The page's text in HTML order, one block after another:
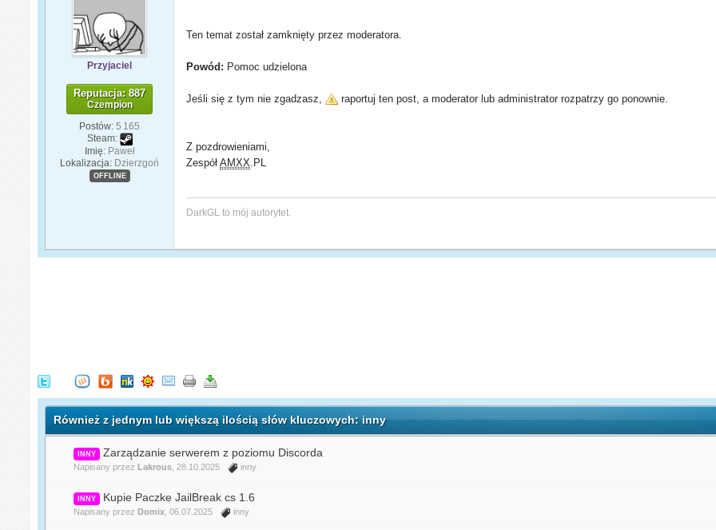
Przyjaciel
Reputacja: 887
Czempion
Postów: 5 165
Steam:
Imię: Paweł
Lokalizacja: Dzierzgoń
OFFLINE
Ten temat został zamknięty przez moderatora.
Powód: Pomoc udzielona
Jeśli się z tym nie zgadzasz, raportuj ten post, a moderator lub administrator rozpatrzy go ponownie.
Z pozdrowieniami,
ZespółAMXX .PL
DarkGL to mój autorytet.
Również z jednym lub większą ilością słów kluczowych: inny
INNY Zarządzanie serwerem z poziomu Discorda
Napisany przez Lakrous , 28.10.2025 inny
INNY Kupie Paczke JailBreak cs 1.6
Napisany przez Domix , 06.07.2025 inny